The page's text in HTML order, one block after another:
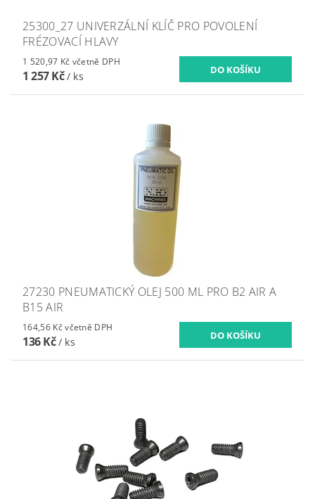
25300_27 UNIVERZÁLNÍ KLÍČ PRO POVOLENÍ
FRÉZOVACÍ HLAVY
1 520,97 Kč včetně DPH
1 257 Kč/ ks
27230 PNEUMATICKÝ OLEJ 500 ML PRO B2 AIR A
B15 AIR
164,56 Kč včetně DPH
136 Kč/ ks